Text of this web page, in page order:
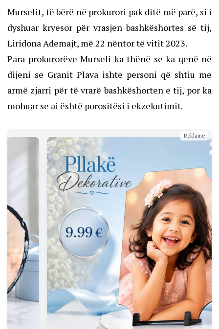
Murselit, të bërë në prokurori pak ditë më parë, si i
dyshuar kryesor për vrasjen bashkëshortes së tij,
Liridona Ademajt, më 22 nëntor të vitit 2023.
Para prokurorëve Murseli ka thënë se ka qenë në
dijeni se Granit Plava ishte personi që shtiu me
armë zjarri për të vrarë bashkëshorten e tij, por ka
mohuar se ai është porositësi i ekzekutimit.
Reklamë